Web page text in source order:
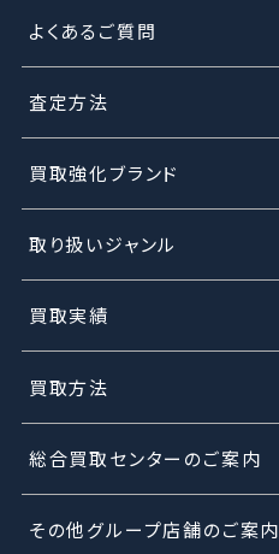
よくあるご質問
査定方法
買取強化ブランド
取り扱いジャンル
買取実績
買取方法
総合買取センターのご案内
その他グループ店舗のご案内